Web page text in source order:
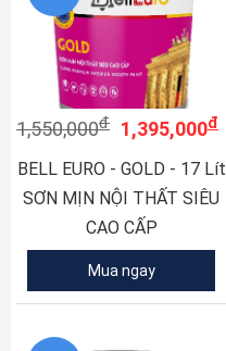
1,550,000đ 1,395,000đ
BELL EURO - GOLD - 17 Lít
SƠN MỊN NỘI THẤT SIÊU
CAO CẤP
Mua ngay